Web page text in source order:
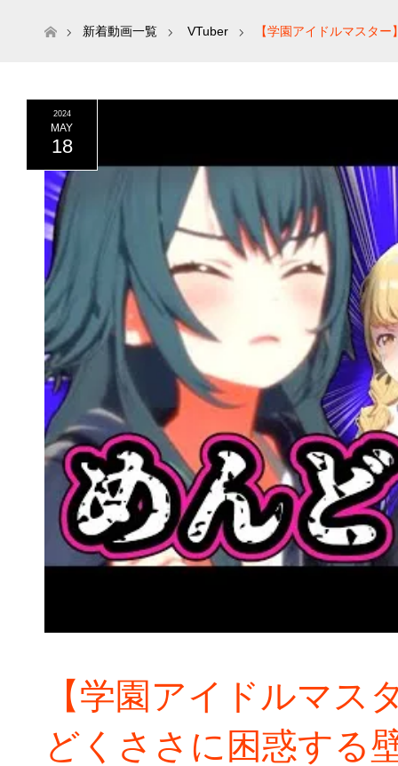
ホーム新着動画一覧 VTuber 【学園アイドルマスタ
2024
MAY
18
【学園アイドルマス
どくささに困惑する